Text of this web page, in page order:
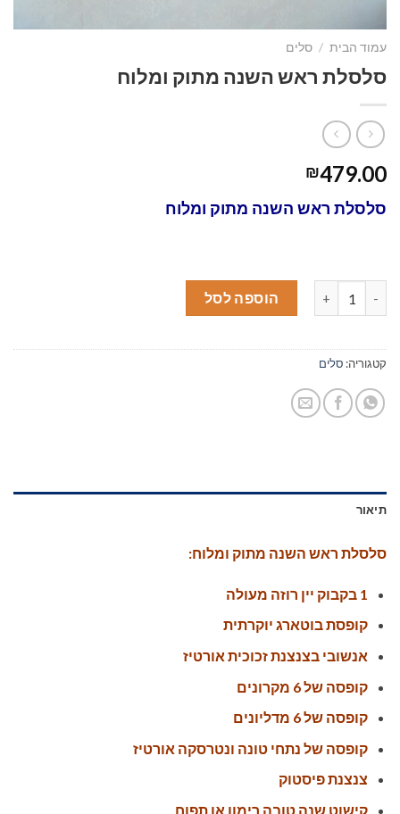
עמוד הבית / סלים
סלסלת ראש השנה מתוק ומלוח
₪479.00
סלסלת ראש השנה מתוק ומלוח
כמות של סלסלת ראש השנה מתוק ומלוח
הוספה לסל
קטגוריה: סלים
תיאור
סלסלת ראש השנה מתוק ומלוח:
1 בקבוק יין רוזה מעולה
קופסת בוטארג יוקרתית
אנשובי בצנצנת זכוכית אורטיז
קופסה של 6 מקרונים
קופסה של 6 מדליונים
קופסה של נתחי טונה ונטרסקה אורטיז
צנצנת פיסטוק
קישוט שנה טובה רימון או תפוח